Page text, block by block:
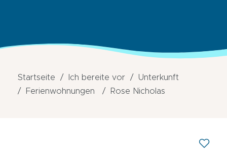
Startseite Ich bereite vor
Unterkunft
Ferienwohnungen
Rose Nicholas